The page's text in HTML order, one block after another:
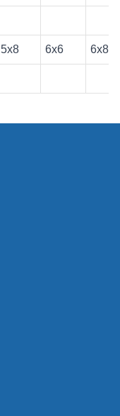
5x8 6x6 6x8